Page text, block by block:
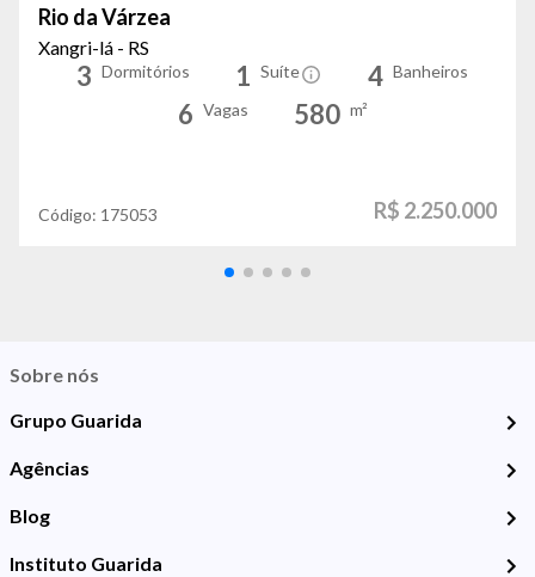
Rio da Várzea
Xangri-lá - RS
3 Dormitórios 1 Suíte 4 Banheiros
6 Vagas 580 m²
Código: 175053 R$ 2.250.000
Sobre nós
Grupo Guarida
Agências
Blog
Instituto Guarida